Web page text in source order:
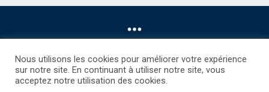
©CNRS EDITIONS 2025
Nous utilisons les cookies pour améliorer votre expérience
sur notre site. En continuant à utiliser notre site, vous
acceptez notre utilisation des cookies.